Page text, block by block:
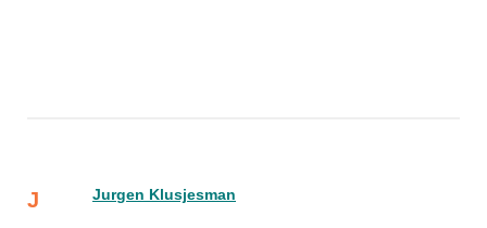
J Jurgen Klusjesman